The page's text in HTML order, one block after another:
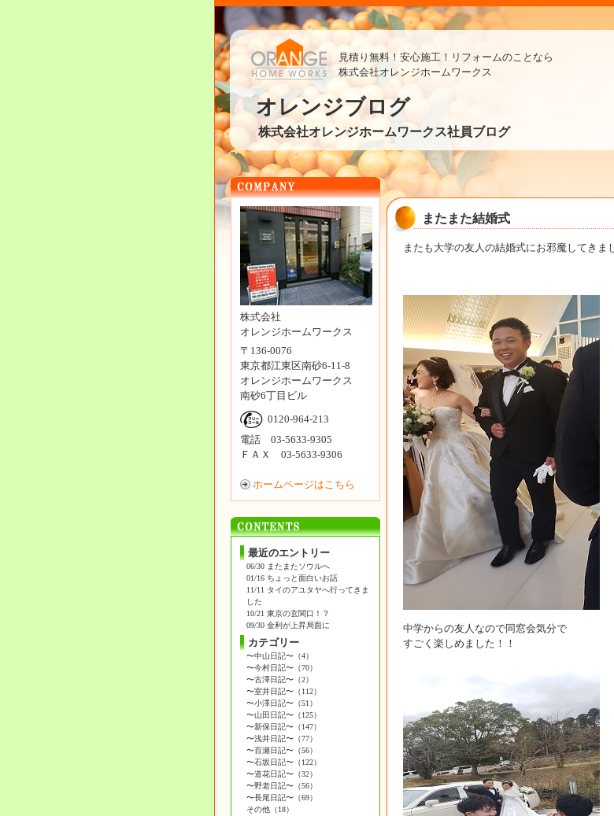
見積り無料！安心施工！リフォームのことなら
株式会社オレンジホームワークス
オレンジブログ
株式会社オレンジホームワークス社員ブログ
またまた結婚式
またも大学の友人の結婚式にお邪魔してきま
中学からの友人なので同窓会気分で
すごく楽しめました！！
株式会社
オレンジホームワークス
〒136-0076
東京都江東区南砂6-11-8
オレンジホームワークス
南砂6丁目ビル
0120-964-213
電話 03-5633-9305
ＦＡＸ 03-5633-9306
ホームページはこちら
最近のエントリー
06/30 またまたソウルへ
01/16 ちょっと面白いお話
11/11 タイのアユタヤへ行ってきま
した
10/21 東京の玄関口！？
09/30 金利が上昇局面に
カテゴリー
〜中山日記〜（4）
〜今村日記〜（70）
〜古澤日記〜（2）
〜室井日記〜（112）
〜小澤日記〜（51）
〜山田日記〜（125）
〜新保日記〜（147）
〜浅井日記〜（77）
〜百瀬日記〜（56）
〜石坂日記〜（122）
〜道花日記〜（32）
〜野老日記〜（56）
〜長尾日記〜（69）
その他（18）